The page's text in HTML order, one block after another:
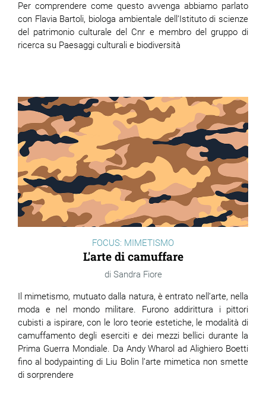
Per comprendere come questo avvenga abbiamo parlato
con Flavia Bartoli, biologa ambientale dell’Istituto di scienze
del patrimonio culturale del Cnr e membro del gruppo di
ricerca su Paesaggi culturali e biodiversità
FOCUS: MIMETISMO
L'arte di camuffare
Sandra Fiore
Il mimetismo, mutuato dalla natura, è entrato nell’arte, nella
moda e nel mondo militare. Furono addirittura i pittori
cubisti a ispirare, con le loro teorie estetiche, le modalità di
camuffamento degli eserciti e dei mezzi bellici durante la
Prima Guerra Mondiale. Da Andy Wharol ad Alighiero Boetti
fino al bodypainting di Liu Bolin l’arte mimetica non smette
di sorprendere